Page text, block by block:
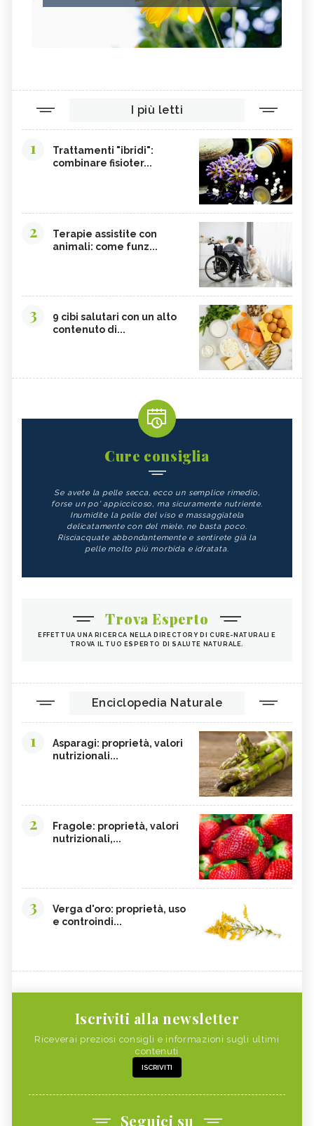
I più letti
1
Trattamenti "ibridi":
combinare fisioter...
2
Terapie assistite con
animali: come funz...
3
9 cibi salutari con un alto
contenuto di...
Cure consiglia
Se avete la pelle secca, ecco un semplice rimedio,
forse un po' appiccicoso, ma sicuramente nutriente.
Inumidite la pelle del viso e massaggiatela
delicatamente con del miele, ne basta poco.
Risciacquate abbondantemente e sentirete già la
pelle molto più morbida e idratata.
Trova Esperto
EFFETTUA UNA RICERCA NELLA DIRECTORY DI CURE-NATURALI E
TROVA IL TUO ESPERTO DI SALUTE NATURALE.
Enciclopedia Naturale
1
Asparagi: proprietà, valori
nutrizionali...
2
Fragole: proprietà, valori
nutrizionali,...
3
Verga d'oro: proprietà, uso
e controindi...
Iscriviti alla newsletter
Riceverai preziosi consigli e informazioni sugli ultimi
contenuti
ISCRIVITI
Seguici su